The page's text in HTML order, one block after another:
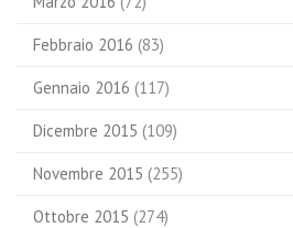
Febbraio 2016 (83)
Gennaio 2016 (117)
Dicembre 2015 (109)
Novembre 2015 (255)
Ottobre 2015 (274)